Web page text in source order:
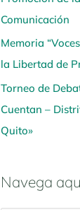
Comunicación
Memoria
la Libertad de
Torneo de
Cuentan –
Quito»
Navega